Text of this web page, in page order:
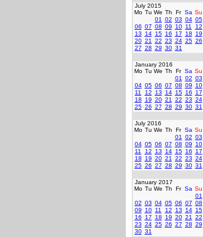
July 2015
Mo Tu We Th Fr Sa Su
01
02 03 04 05
06 07 08 09 10 11
12
13
14 15 16 17 18
19
20 21 22 23 24 25 26
27 28 29 30 31
January 2016
Mo Tu We Th Fr Sa Su
01
02 03
04 05 06 07 08 09
10
11
12 13 14 15 16
17
18
19 20 21 22 23 24
25 26 27 28 29 30 31
July 2016
Mo Tu We Th Fr Sa Su
01
02 03
04 05 06 07 08 09
10
11
12 13 14 15 16
17
18
19 20 21 22 23 24
25 26 27 28 29 30 31
January 2017
Mo Tu We Th Fr Sa Su
01
02 03 04 05 06 07 08
09
10 11 12 13 14 15
16
17 18 19 20 21
22
23 24 25 26 27 28 29
30 31